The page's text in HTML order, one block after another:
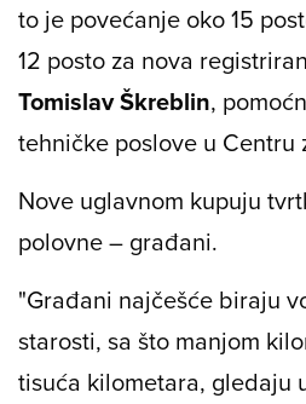
to je povećanje oko 15
12 posto za nova
Tomislav Škreblin,
tehničke poslove u Centru
Nove uglavnom kupuju
polovne – građani.
"Građani najčešće biraju
starosti, sa što manjom
tisuća kilometara, gledaju